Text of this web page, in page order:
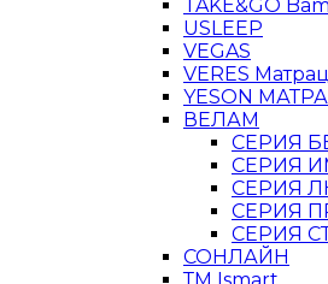
TAKE&GO
USLEEP
VEGAS
VERES
YESON
ВЕЛАМ
СЕРИЯ
СЕРИЯ
СЕРИЯ
СЕРИЯ
СЕРИЯ
СОНЛАЙН